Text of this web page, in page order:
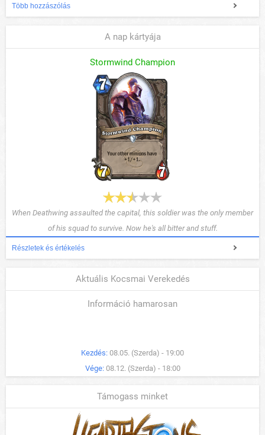
Több hozzászólás
A nap kártyája
Stormwind Champion
When Deathwing assaulted the capital, this soldier was the only member
of his squad to survive. Now he's all bitter and stuff.
Részletek és értékelés
Aktuális Kocsmai Verekedés
Információ hamarosan
Kezdés: 08.05. (Szerda) - 19:00
Vége: 08.12. (Szerda) - 18:00
Támogass minket